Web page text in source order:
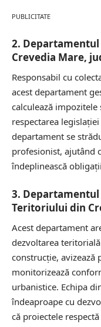
PUBLICITATE
2. Departamentul
Crevedia Mare,
Responsabil cu
acest departament
calculează
respectarea
departament se
profesionist, ajutând
îndeplinească
3.
Teritoriului din
Acest departament
dezvoltarea
construcție, avizează
monitorizează
urbanistice. Echipa
îndeaproape cu
că proiectele